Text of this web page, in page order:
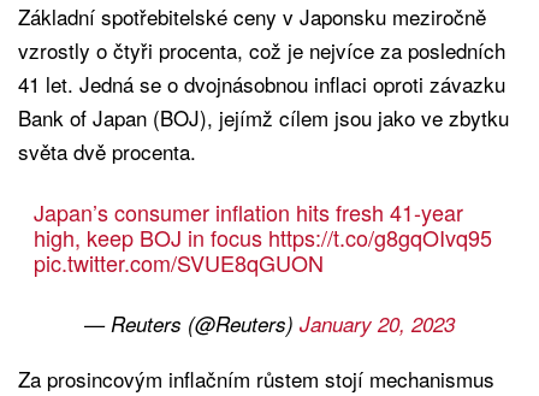
Základní spotřebitelské ceny v Japonsku meziročně
vzrostly o čtyři procenta, což je nejvíce za posledních
41 let. Jedná se o dvojnásobnou inflaci oproti závazku
Bank of Japan (BOJ), jejímž cílem jsou jako ve zbytku
světa dvě procenta.
Japan’s consumer inflation hits fresh 41-year
high, keep BOJ in focus https://t.co/g8gqOIvq95
pic.twitter.com/SVUE8qGUON
— Reuters (@Reuters) January 20, 2023
Za prosincovým inflačním růstem stojí mechanismus